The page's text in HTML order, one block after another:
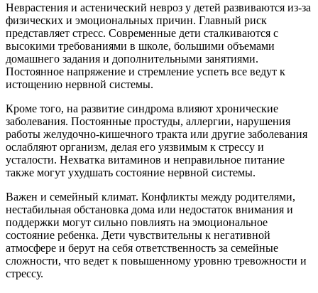
Неврастения и астенический невроз у детей развиваются из-за
физических и эмоциональных причин. Главный риск
представляет стресс. Современные дети сталкиваются с
высокими требованиями в школе, большими объемами
домашнего задания и дополнительными занятиями.
Постоянное напряжение и стремление успеть все ведут к
истощению нервной системы.
Кроме того, на развитие синдрома влияют хронические
заболевания. Постоянные простуды, аллергии, нарушения
работы желудочно-кишечного тракта или другие заболевания
ослабляют организм, делая его уязвимым к стрессу и
усталости. Нехватка витаминов и неправильное питание
также могут ухудшать состояние нервной системы.
Важен и семейный климат. Конфликты между родителями,
нестабильная обстановка дома или недостаток внимания и
поддержки могут сильно повлиять на эмоциональное
состояние ребенка. Дети чувствительны к негативной
атмосфере и берут на себя ответственность за семейные
сложности, что ведет к повышенному уровню тревожности и
стрессу.